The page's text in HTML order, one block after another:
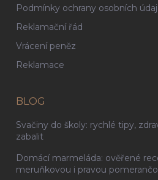
Podmínky ochrany osobních
Reklamační řád
Vrácení peněz
Reklamace
BLOG
Svačiny do školy: rychlé tipy,
zabalit
Domácí marmeláda: ověřené
meruňkovou i pravou